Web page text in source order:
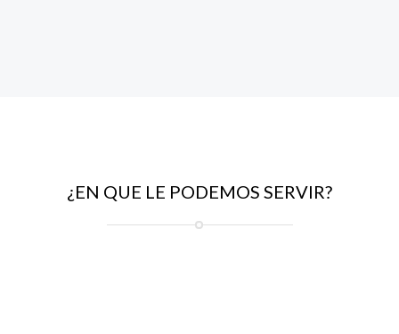
¿EN QUE LE PODEMOS SERVIR?